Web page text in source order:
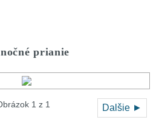
prianie
Dalšie ►
1 z 1